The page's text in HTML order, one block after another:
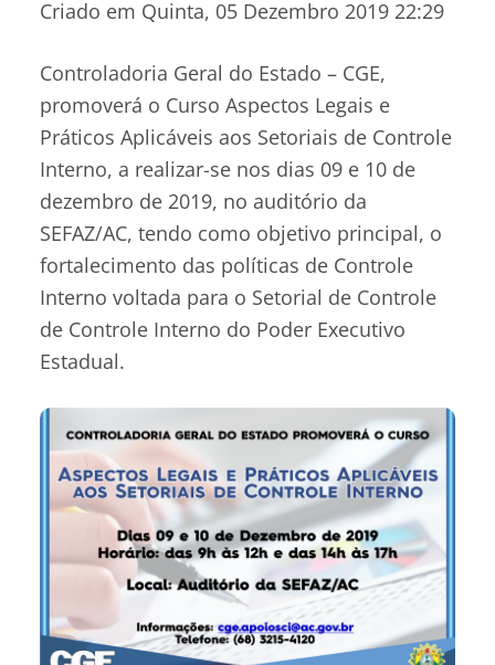
Criado em Quinta, 05 Dezembro 2019 22:29
Controladoria Geral do Estado – CGE,
promoverá o Curso Aspectos Legais e
Práticos Aplicáveis aos Setoriais de Controle
Interno, a realizar-se nos dias 09 e 10 de
dezembro de 2019, no auditório da
SEFAZ/AC, tendo como objetivo principal, o
fortalecimento das políticas de Controle
Interno voltada para o Setorial de Controle
de Controle Interno do Poder Executivo
Estadual.